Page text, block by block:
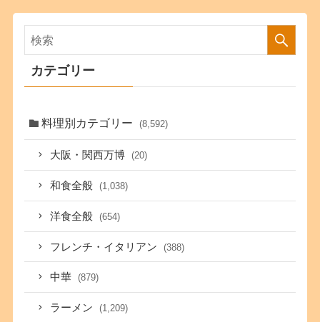
カテゴリー
料理別カテゴリー (8,592)
大阪・関西万博 (20)
和食全般 (1,038)
洋食全般 (654)
フレンチ・イタリアン (388)
中華 (879)
ラーメン (1,209)